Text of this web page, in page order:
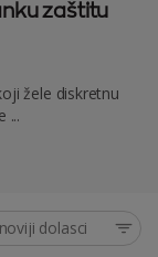
zaštitu
žele diskretnu
...
dolasci